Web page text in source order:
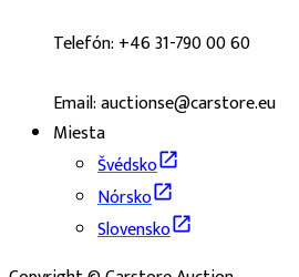
Telefón: +46 31-790 00 60
Email: auctionse@carstore.eu
Miesta
Švédsko
Nórsko
Slovensko